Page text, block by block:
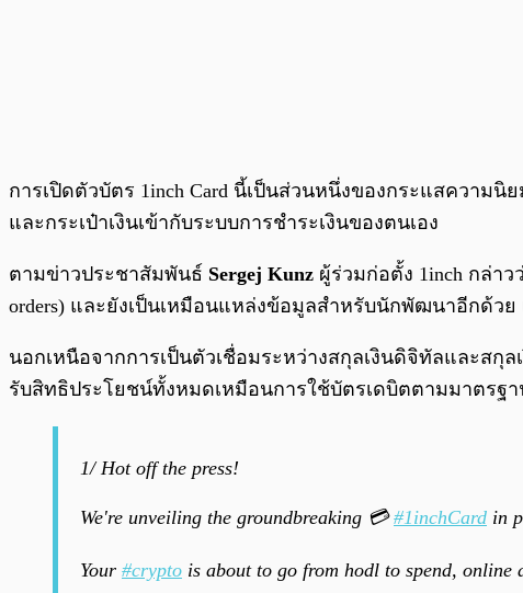
การเปิดตัวบัตร 1inch Card นี้เป็นส่วนหนึ่งของกระแสความ
และกระเป๋าเงินเข้ากับระบบการชำระเงินของตนเอง
ตามข่าวประชาสัมพันธ์ Sergej Kunz ผู้ร่วมก่อตั้ง 1inch กล่า
orders) และยังเป็นเหมือนแหล่งข้อมูลสำหรับนักพัฒนาอีกด้ว
นอกเหนือจากการเป็นตัวเชื่อมระหว่างสกุลเงินดิจิทัลและสกุล
รับสิทธิประโยชน์ทั้งหมดเหมือนการใช้บัตรเดบิตตามมาตรฐา
1/ Hot off the press!
We're unveiling the groundbreaking 💳#1inchCard in
Your #crypto is about to go from hodl to spend, online